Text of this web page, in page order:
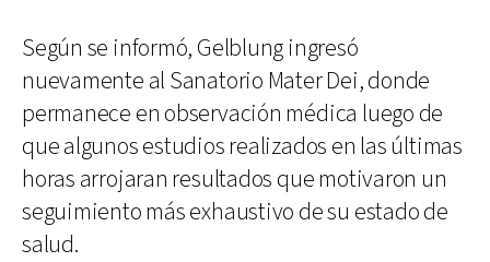
Según se informó, Gelblung ingresó
nuevamente al Sanatorio Mater Dei, donde
permanece en observación médica luego de
que algunos estudios realizados en las últimas
horas arrojaran resultados que motivaron un
seguimiento más exhaustivo de su estado de
salud.